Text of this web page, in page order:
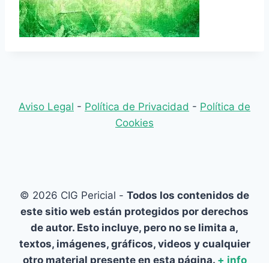
Aviso Legal - Política de Privacidad - Política de
Cookies
© 2026 CIG Pericial - Todos los contenidos de
este sitio web están protegidos por derechos
de autor. Esto incluye, pero no se limita a,
textos, imágenes, gráficos, videos y cualquier
otro material presente en esta página. + info